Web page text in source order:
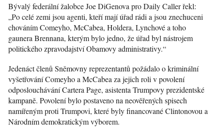
Bývalý federální žalobce Joe DiGenova pro Daily Caller řekl:
„Po celé zemi jsou agenti, kteří mají úřad rádi a jsou znechuceni
chováním Comeyho, McCabea, Holdera, Lynchové a toho
gaunera Brennana, kterým bylo jedno, že úřad byl nástrojem
politického zpravodajství Obamovy administrativy.“
Jedenáct členů Sněmovny reprezentantů požádalo o kriminální
vyšetřování Comeyho a McCabea za jejich roli v povolení
odposlouchávání Cartera Page, asistenta Trumpovy prezidentské
kampaně. Povolení bylo postaveno na neověřených spisech
namířeným proti Trumpovi, které byly financované Clintonovou a
Národním demokratickým výborem.